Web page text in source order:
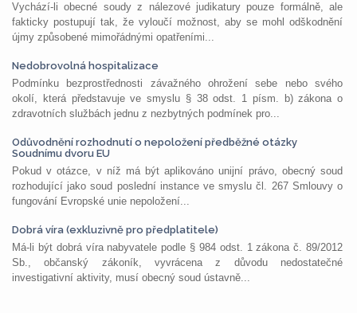
Vychází-li obecné soudy z nálezové judikatury pouze formálně, ale
fakticky postupují tak, že vyloučí možnost, aby se mohl odškodnění
újmy způsobené mimořádnými opatřeními...
Nedobrovolná hospitalizace
Podmínku bezprostřednosti závažného ohrožení sebe nebo svého
okolí, která představuje ve smyslu § 38 odst. 1 písm. b) zákona o
zdravotních službách jednu z nezbytných podmínek pro...
Odůvodnění rozhodnutí o nepoložení předběžné otázky
Soudnímu dvoru EU
Pokud v otázce, v níž má být aplikováno unijní právo, obecný soud
rozhodující jako soud poslední instance ve smyslu čl. 267 Smlouvy o
fungování Evropské unie nepoložení...
Dobrá víra (exkluzivně pro předplatitele)
Má-li být dobrá víra nabyvatele podle § 984 odst. 1 zákona č. 89/2012
Sb., občanský zákoník, vyvrácena z důvodu nedostatečné
investigativní aktivity, musí obecný soud ústavně...